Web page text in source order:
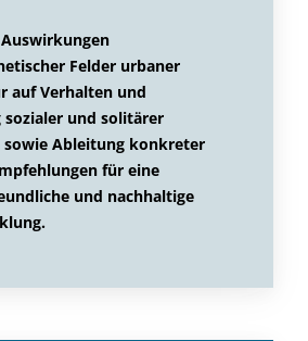
Felder urbaner
auf Verhalten und
sozialer und solitärer
sowie Ableitung konkreter
für eine
und nachhaltige